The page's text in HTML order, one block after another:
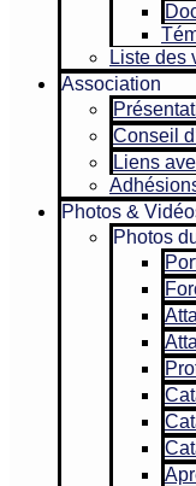
Liste des
Association
Conseil
Liens
Photos &
Photos